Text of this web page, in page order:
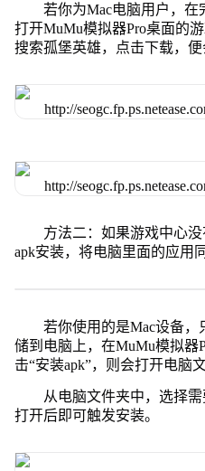
若你为Mac电脑用户，在
打开MuMu模拟器Pro桌面的
搜索孤堡英雄，点击下载，便
方法二：如果游戏中心
apk安装，将电脑里面的应用
若你使用的是Mac设备，
储到电脑上，在MuMu模拟器
击“安装apk”，则会打开电脑文
从电脑文件夹中，选择需
打开后即可触发安装。